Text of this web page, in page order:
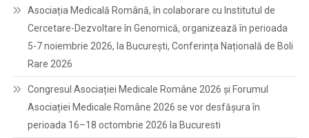
Asociația Medicală Română, în colaborare cu Institutul de
Cercetare-Dezvoltare în Genomică, organizează în perioada
5-7 noiembrie 2026, la București, Conferința Națională de Boli
Rare 2026
Congresul Asociației Medicale Române 2026 și Forumul
Asociației Medicale Române 2026 se vor desfășura în
perioada 16–18 octombrie 2026 la Bucuresti